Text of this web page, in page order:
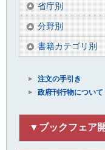
省庁別
分野別
書籍カテゴリ別
注文の手引き
政府刊行物について
▼ブックフェア